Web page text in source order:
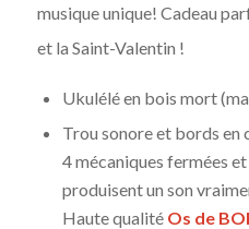
musique unique! Cadeau
et la Saint-Valentin !
Ukulélé en bois mort
Trou sonore et bords en
4 mécaniques fermées
produisent un son
Haute qualitéOs de